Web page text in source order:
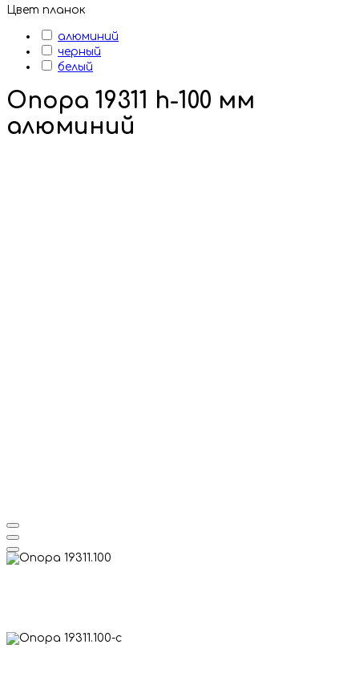
Цвет планок
алюминий
черный
белый
Опора 19311 h-100 мм
алюминий